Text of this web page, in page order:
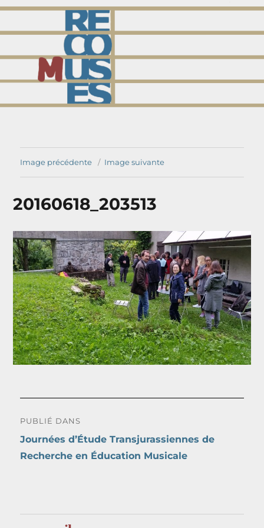
Image précédente Image suivante
20160618_203513
de
l’article
PUBLIÉ DANS
Journées d’Étude Transjurassiennes de
Recherche en Éducation Musicale